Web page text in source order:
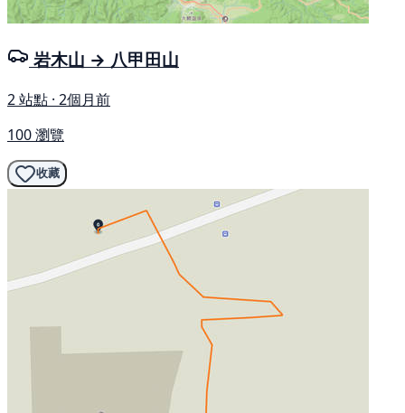
岩木山 → 八甲田山
2 站點 · 2個月前
100 瀏覽
收藏